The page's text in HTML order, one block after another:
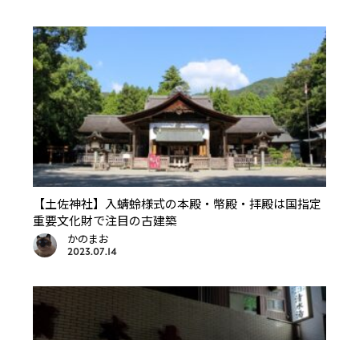
【土佐神社】入蜻蛉様式の本殿・幣殿・拝殿は国指定
重要文化財で注目の古建築
かのまお
2023.07.14